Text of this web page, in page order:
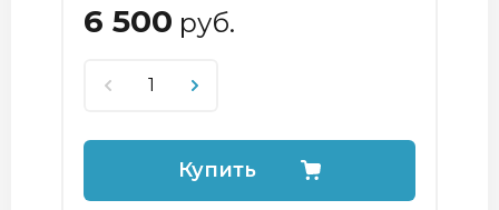
6 500 руб.
Купить